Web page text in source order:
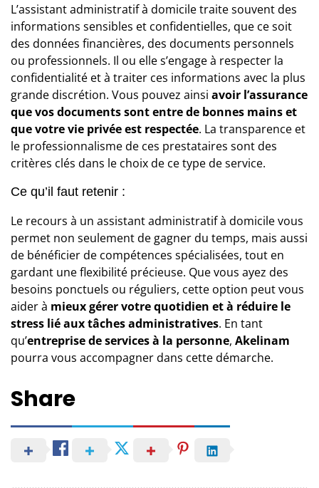
L’assistant administratif à domicile traite souvent des
informations sensibles et confidentielles, que ce soit
des données financières, des documents personnels
ou professionnels. Il ou elle s’engage à respecter la
confidentialité et à traiter ces informations avec la plus
grande discrétion. Vous pouvez ainsi avoir l’assurance
que vos documents sont entre de bonnes mains et
que votre vie privée est respectée. La transparence et
le professionnalisme de ces prestataires sont des
critères clés dans le choix de ce type de service.
Ce qu’il faut retenir :
Le recours à un assistant administratif à domicile vous
permet non seulement de gagner du temps, mais aussi
de bénéficier de compétences spécialisées, tout en
gardant une flexibilité précieuse. Que vous ayez des
besoins ponctuels ou réguliers, cette option peut vous
aider à mieux gérer votre quotidien et à réduire le
stress lié aux tâches administratives. En tant
qu’entreprise de services à la personne, Akelinam
pourra vous accompagner dans cette démarche.
Share